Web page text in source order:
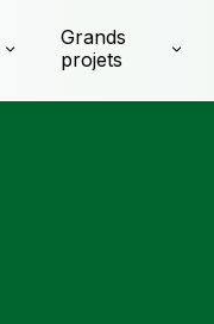
Grands
projets